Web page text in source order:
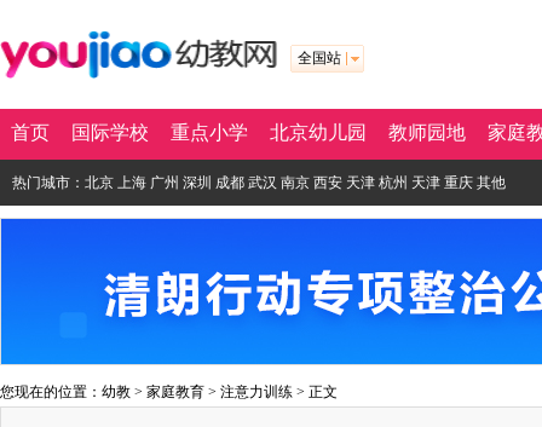
全国站
首页 国际学校 重点小学 北京幼儿园 教师园地 家庭
热门城市： 北京 上海 广州 深圳 成都 武汉 南京 西安 天津 杭州 天津 重庆 其他
您现在的位置： 幼教 > 家庭教育 > 注意力训练 > 正文